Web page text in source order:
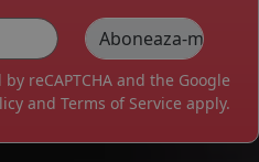
reCAPTCHA and the Google
and Terms of Service apply.